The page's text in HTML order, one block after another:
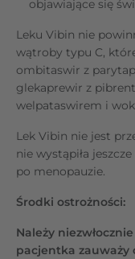
objawiające się
Leku Vibin nie
wątroby typu C,
ombitaswir z
glekaprewir z
welpataswirem i
Lek Vibin nie jest
nie wystąpiła
po menopauzie.
Środki ostrożności:
Należy
pacjentka zauważy